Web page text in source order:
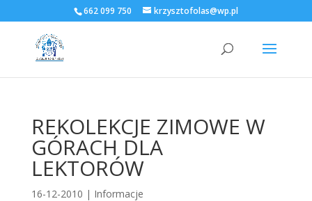
662 099 750 krzysztofolas@wp.pl
REKOLEKCJE ZIMOWE W
GÓRACH DLA
LEKTORÓW
16-12-2010 | Informacje